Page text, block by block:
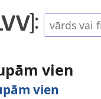
vien
vien